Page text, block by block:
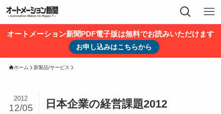
オートメーション新聞PDF電子版は無料でお読みいただけます
お申し込みはこちらから
ホーム 新製品/サービス
日本企業の経営課題2012
2012
12/05